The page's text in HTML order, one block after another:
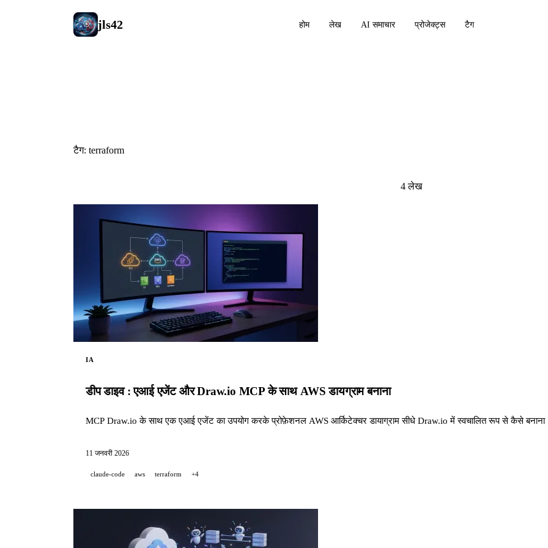
jls42 होम लेख AI समाचार प्रोजेक्ट्स टैग
टैग: terraform
4 लेख
IA
डीप डाइव : एआई एजेंट और Draw.io MCP के साथ AWS डायग्राम बनाना
MCP Draw.io के साथ एक एआई एजेंट का उपयोग करके प्रोफ़ेशनल AWS आर्किटेक्चर डायाग्राम सीधे Draw.io में स्वचालित रूप से कैसे
11 जनवरी 2026
claude-code aws terraform +4